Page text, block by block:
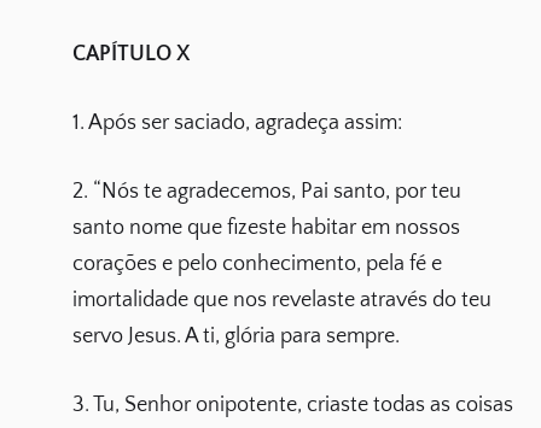
CAPÍTULO X
1. Após ser saciado, agradeça assim:
2. “Nós te agradecemos, Pai santo, por teu
santo nome que fizeste habitar em nossos
corações e pelo conhecimento, pela fé e
imortalidade que nos revelaste através do teu
servo Jesus. A ti, glória para sempre.
3. Tu, Senhor onipotente, criaste todas as coisas